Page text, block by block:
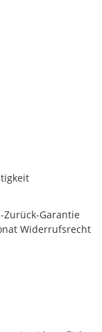
Zurück-Garantie
Widerrufsrecht